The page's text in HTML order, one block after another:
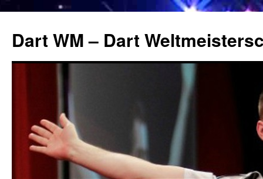
springen
Dart WM – Dart